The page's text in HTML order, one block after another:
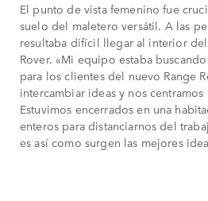
El punto de vista femenino fue
suelo del maletero versátil. A las
resultaba difícil llegar al interior
Rover. «Mi equipo estaba
para los clientes del nuevo Range
intercambiar ideas y nos
Estuvimos encerrados en una
enteros para distanciarnos del
es así como surgen las mejores